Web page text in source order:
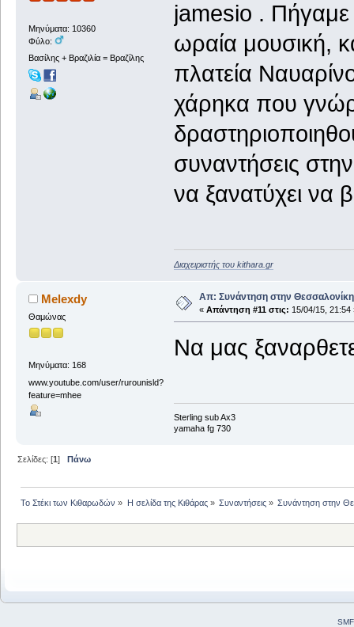
Μηνύματα: 10360
Φύλο:
Βασίλης + Βραζιλία = Βραζίλης
jamesio . Πήγαμε
ωραία μουσική,
πλατεία
χάρηκα που
συναντήσεις
να ξανατύχει να
Διαχειριστής του kithara.gr
Μelexdy
Θαμώνας
Μηνύματα: 168
www.youtube.com/user/rurounisld?
feature=mhee
Απ: Συνάντηση στην
« Απάντηση #11 στις: 15/04/15, 21:54
Να μας
Sterling sub Ax3
yamaha fg 730
Σελίδες: [1]Πάνω
Το Στέκι των Κιθαρωδών » Η σελίδα της Κιθάρας» Συναντήσεις» Συνάντηση στην